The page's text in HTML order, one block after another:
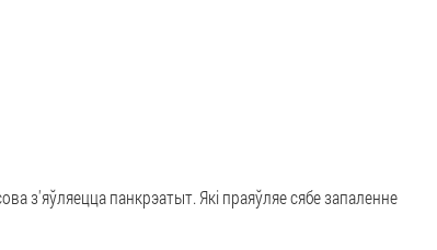
з'яўляецца панкрэатыт. Які праяўляе сябе запаленне